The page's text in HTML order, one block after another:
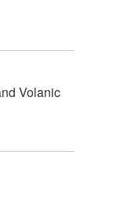
Volanic